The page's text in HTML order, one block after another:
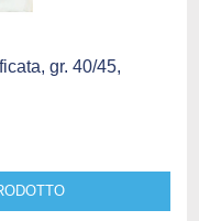
gr. 40/45,